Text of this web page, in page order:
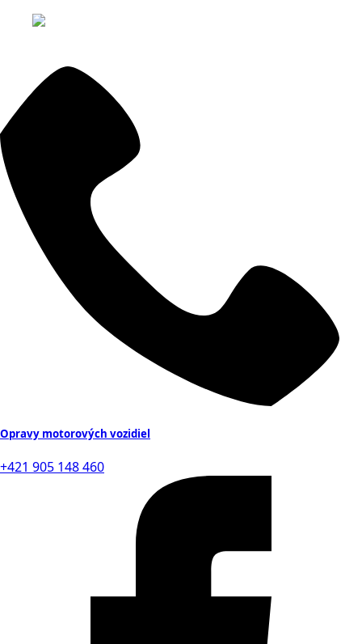
Opravy motorových vozidiel
+421 905 148 460